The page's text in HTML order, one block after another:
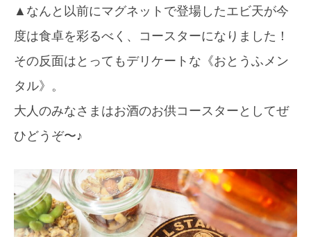
▲なんと以前にマグネットで登場したエビ天が今
度は食卓を彩るべく、コースターになりました！
その反面はとってもデリケートな《おとうふメン
タル》。
大人のみなさまはお酒のお供コースターとしてぜ
ひどうぞ〜♪